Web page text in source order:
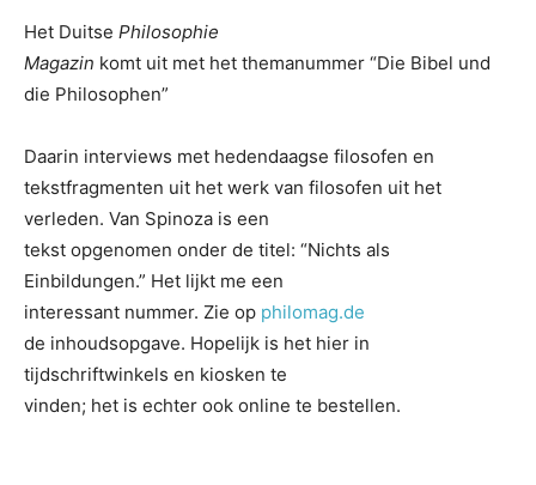
Het Duitse Philosophie
Magazin komt uit met het themanummer “Die Bibel und
die Philosophen”
Daarin interviews met hedendaagse filosofen en
tekstfragmenten uit het werk van filosofen uit het
verleden. Van Spinoza is een
tekst opgenomen onder de titel: “Nichts als
Einbildungen.” Het lijkt me een
interessant nummer. Zie op philomag.de
de inhoudsopgave. Hopelijk is het hier in
tijdschriftwinkels en kiosken te
vinden; het is echter ook online te bestellen.